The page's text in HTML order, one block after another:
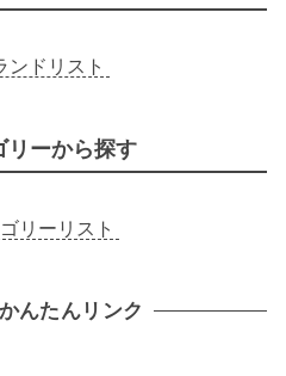
ンドリスト
リーから探す
リーリスト
んたんリンク